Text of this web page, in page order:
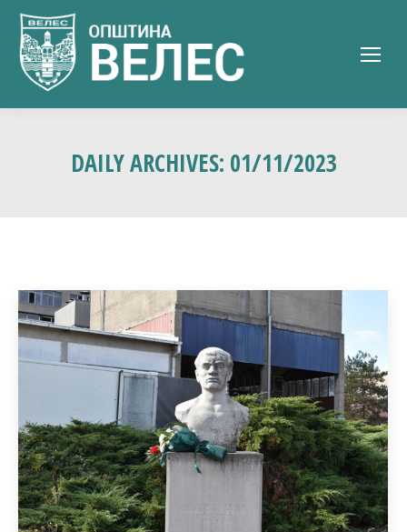
DAILY ARCHIVES: 01/11/2023